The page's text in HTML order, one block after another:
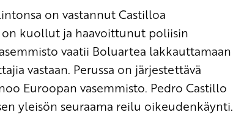
on vastannut Castilloa
kuollut ja haavoittunut poliisin
vaatii Boluartea lakkauttamaan
vastaan. Perussa on järjestettävä
Euroopan vasemmisto. Pedro Castillo
yleisön seuraama reilu oikeudenkäynti.